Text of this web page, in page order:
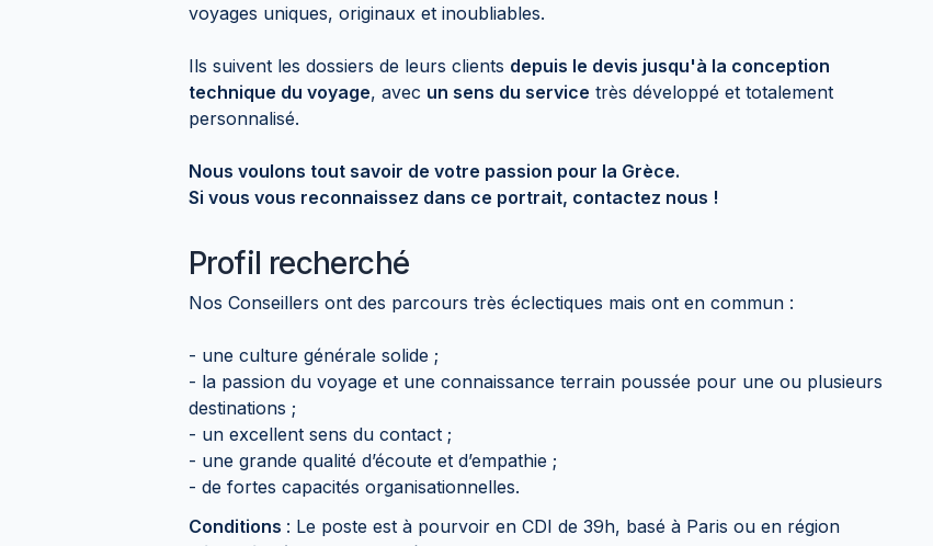
voyages uniques, originaux et inoubliables.
Ils suivent les dossiers de leurs clients depuis le devis jusqu'à la conception
technique du voyage, avec un sens du service très développé et totalement
personnalisé.
Nous voulons tout savoir de votre passion pour la Grèce.
Si vous vous reconnaissez dans ce portrait, contactez nous !
Profil recherché
Nos Conseillers ont des parcours très éclectiques mais ont en commun :
- une culture générale solide ;
- la passion du voyage et une connaissance terrain poussée pour une ou plusieurs
destinations ;
- un excellent sens du contact ;
- une grande qualité d’écoute et d’empathie ;
- de fortes capacités organisationnelles.
Conditions : Le poste est à pourvoir en CDI de 39h, basé à Paris ou en région